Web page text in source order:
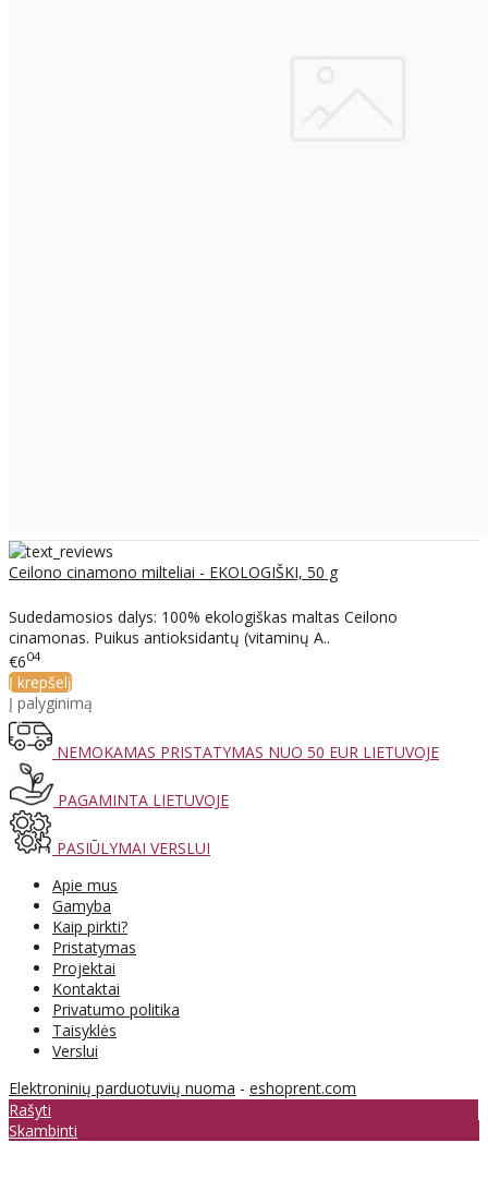
Ceilono cinamono milteliai - EKOLOGIŠKI, 50 g
Sudedamosios dalys: 100% ekologiškas maltas Ceilono
cinamonas. Puikus antioksidantų (vitaminų A..
€604
Į krepšelį
Į palyginimą
NEMOKAMAS PRISTATYMAS NUO 50 EUR LIETUVOJE
PAGAMINTA LIETUVOJE
PASIŪLYMAI VERSLUI
Apie mus
Gamyba
Kaip pirkti?
Pristatymas
Projektai
Kontaktai
Privatumo politika
Taisyklės
Verslui
Elektroninių parduotuvių nuoma - eshoprent.com
Rašyti
Skambinti